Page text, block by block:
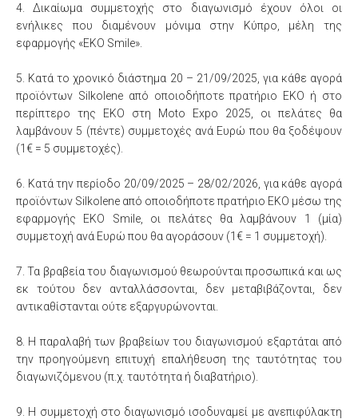
4. Δικαίωμα συμμετοχής στο διαγωνισμό έχουν όλοι οι
ενήλικες που διαμένουν μόνιμα στην Κύπρο, μέλη της
εφαρμογής «ΕΚΟ Smile».
5. Κατά το χρονικό διάστημα 20 – 21/09/2025, για κάθε αγορά
προϊόντων Silkolene από οποιοδήποτε πρατήριο ΕΚΟ ή στο
περίπτερο της ΕΚΟ στη Moto Expo 2025, οι πελάτες θα
λαμβάνουν 5 (πέντε) συμμετοχές ανά Ευρώ που θα ξοδέψουν
(1€ = 5 συμμετοχές).
6. Κατά την περίοδο 20/09/2025 – 28/02/2026, για κάθε αγορά
προϊόντων Silkolene από οποιοδήποτε πρατήριο ΕΚΟ μέσω της
εφαρμογής EKO Smile, οι πελάτες θα λαμβάνουν 1 (μία)
συμμετοχή ανά Ευρώ που θα αγοράσουν (1€ = 1 συμμετοχή).
7. Τα βραβεία του διαγωνισμού θεωρούνται προσωπικά και ως
εκ τούτου δεν ανταλλάσσονται, δεν μεταβιβάζονται, δεν
αντικαθίστανται ούτε εξαργυρώνονται.
8. Η παραλαβή των βραβείων του διαγωνισμού εξαρτάται από
την προηγούμενη επιτυχή επαλήθευση της ταυτότητας του
διαγωνιζόμενου (π.χ. ταυτότητα ή διαβατήριο).
9. Η συμμετοχή στο διαγωνισμό ισοδυναμεί με ανεπιφύλακτη